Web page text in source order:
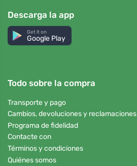
Descarga la app
Get it on
Google Play
Todo sobre la compra
Transporte y pago
Cambios, devoluciones y reclamaciones
Programa de fidelidad
Contacte con
Términos y condiciones
Quiénes somos